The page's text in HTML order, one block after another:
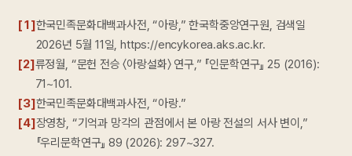
[1]한국민족문화대백과사전, “아랑,” 한국학중앙연구원, 검색일
2026년 5월 11일, https://encykorea.aks.ac.kr.
[2]류정월, “문헌 전승 〈아랑설화〉 연구,” 『인문학연구』 25 (2016):
71~101.
[3]한국민족문화대백과사전, “아랑.”
[4]장영창, “기억과 망각의 관점에서 본 아랑 전설의 서사 변이,”
『우리문학연구』 89 (2026): 297~327.